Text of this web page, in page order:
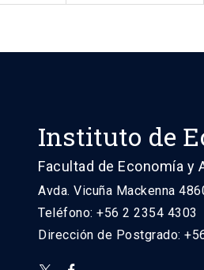
Instituto de
Facultad de Economía y
Avda. Vicuña Mackenna
Teléfono: +56 2 2354 4303
Dirección de Postgrado: